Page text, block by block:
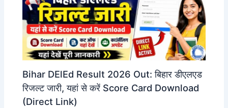
Bihar DElEd Result 2026 Out: बिहार डीएलएड
रिजल्ट जारी, यहां से करें Score Card Download
(Direct Link)